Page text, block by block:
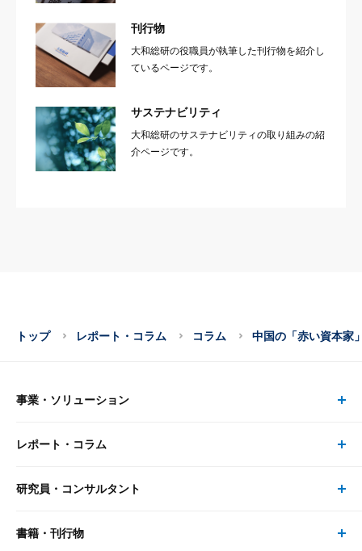
刊行物
大和総研の役職員が執筆した刊行物を紹介し
ているページです。
サステナビリティ
大和総研のサステナビリティの取り組みの紹
介ページです。
トップ レポート・コラム コラム 中国の「赤い資本家
事業・ソリューション
事業・ソリューション トップ
リサーチ
レポート・コラム
レポート・コラム トップ
最新のレポート・コラム
研究員・コンサルタント
研究員・コンサルタント トップ
書籍・刊行物